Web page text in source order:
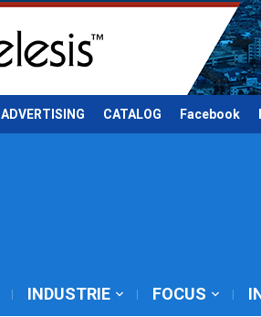
ADVERTISING CATALOG Facebook
INDUSTRIE FOCUS